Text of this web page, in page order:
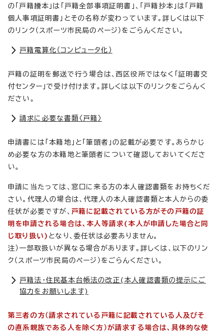
の「戸籍謄本」は「戸籍全部事項証明書」、「戸籍抄本」は「戸籍
個人事項証明書」とその名称が変わっています。詳しくは以下
のリンク（スポーツ市民局のページ）をごらんください。
戸籍電算化（コンピュータ化）
戸籍の証明を郵送で行う場合は、西区役所ではなく「証明書交
付センター」で受け付けます。詳しくは以下のリンクをごらんく
ださい。
請求に必要な書類〈戸籍〉
申請書には「本籍地」と「筆頭者」の記載が必要です。あらかじ
め必要な方の本籍地と筆頭者について確認しておいてくださ
い。
申請に当たっては、窓口に来る方の本人確認書類をお持ちくだ
さい。代理人の場合は、代理人の本人確認書類と本人からの委
任状が必要ですが、 戸籍に記載されている方がその戸籍の証
明を申請される場合は、本人等請求(本人が申請した場合と同
じ取り扱い) となり、委任状は必要ありません。
注）一部取扱いが異なる場合があります。詳しくは、以下のリン
ク（スポーツ市民局のページ）をごらんください。
戸籍法・住民基本台帳法の改正(本人確認書類の提示にご
協力をお願いします)
第三者の方（請求されている戸籍に記載されている人及びそ
の直系親族である人を除く方）が請求する場合は、具体的な使